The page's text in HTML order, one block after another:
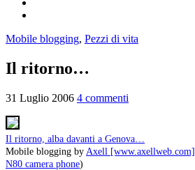
Mobile blogging, Pezzi di vita
Il ritorno…
31 Luglio 2006 4 commenti
Il ritorno, alba davanti a Genova…
Mobile blogging by Axell [www.axellweb.com]
N80 camera phone)